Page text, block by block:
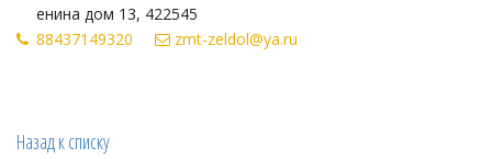
енина дом 13, 422545
884371 49320 zmt-zeldol@ya.ru
Назад к списку